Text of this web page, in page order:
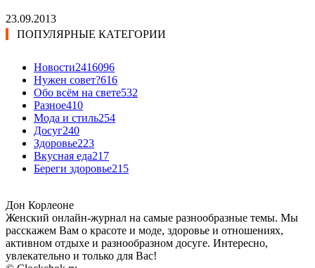
23.09.2013
ПОПУЛЯРНЫЕ КАТЕГОРИИ
Новости2416096
Нужен совет?616
Обо всём на свете532
Разное410
Мода и стиль254
Досуг240
Здоровье223
Вкусная еда217
Береги здоровье215
Дон Корлеоне
Женский онлайн-журнал на самые разнообразные темы. Мы
расскажем Вам о красоте и моде, здоровье и отношениях,
активном отдыхе и разнообразном досуге. Интересно,
увлекательно и только для Вас!